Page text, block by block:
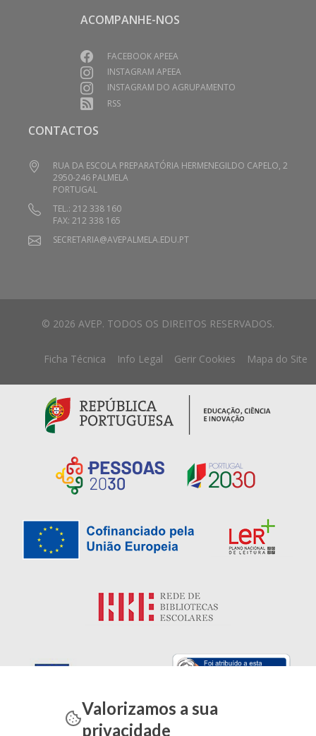
ACOMPANHE-NOS
FACEBOOK APEEA
INSTAGRAM APEEA
INSTAGRAM DO AGRUPAMENTO
RSS
CONTACTOS
RUA DA ESCOLA PREPARATÓRIA HERMENEGILDO CAPELO, 2
2950-246 PALMELA
PORTUGAL
TEL.: 212 338 160
FAX: 212 338 165
SECRETARIA@AVEPALMELA.EDU.PT
© 2026 AVEP. TODOS OS DIREITOS RESERVADOS.
Ficha Técnica Info Legal Gerir Cookies Mapa do Site
Valorizamos a sua
privacidade